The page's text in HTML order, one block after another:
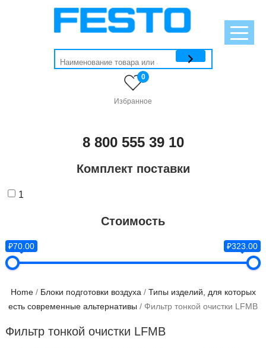
Избранное
0
8 800 555 39 10
Комплект поставки
1
Стоимость
₽70.00 ₽323.00
Home/ Блоки подготовки воздуха / Типы изделий, для которых
есть современные альтернативы / Фильтр тонкой очистки LFMB
Фильтр тонкой очистки LFMB